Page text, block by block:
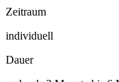
Zeitraum
individuell
Dauer